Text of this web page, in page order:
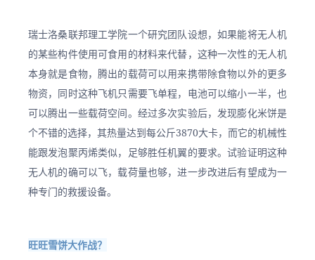
瑞士洛桑联邦理工学院一个研究团队设想，如果能将无人机
的某些构件使用可食用的材料来代替，这种一次性的无人机
本身就是食物，腾出的载荷可以用来携带除食物以外的更多
物资，同时这种飞机只需要飞单程，电池可以缩小一半，也
可以腾出一些载荷空间。经过多次实验后，发现膨化米饼是
个不错的选择，其热量达到每公斤3870大卡，而它的机械性
能跟发泡聚丙烯类似，足够胜任机翼的要求。试验证明这种
无人机的确可以飞，载荷量也够，进一步改进后有望成为一
种专门的救援设备。
旺旺雪饼大作战？